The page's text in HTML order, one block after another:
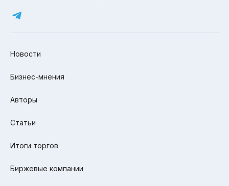
Новости
Бизнес-мнения
Авторы
Статьи
Итоги торгов
Биржевые компании